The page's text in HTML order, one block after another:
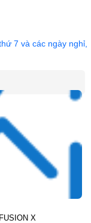
7 và các ngày nghỉ,
X